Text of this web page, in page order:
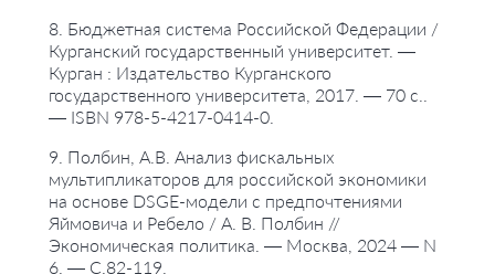
8. Бюджетная система Российской Федерации /
Курганский государственный университет. —
Курган : Издательство Курганского
государственного университета, 2017. — 70 с..
— ISBN 978-5-4217-0414-0.
9. Полбин, А.В. Анализ фискальных
мультипликаторов для российской экономики
на основе DSGE-модели с предпочтениями
Яймовича и Ребело / А. В. Полбин //
Экономическая политика. — Москва, 2024 — N
6. — С.82-119.